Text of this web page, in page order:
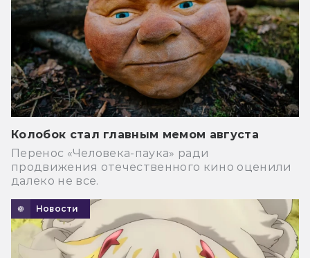
Колобок стал главным мемом августа
Перенос «Человека-паука» ради
продвижения отечественного кино оценили
далеко не все.
Новости